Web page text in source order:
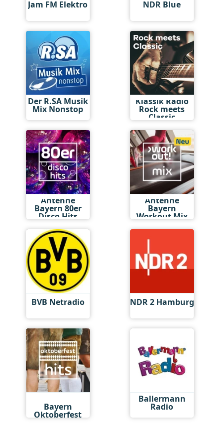
Jam FM Elektro NDR Blue
Der R.SA Musik
Mix Nonstop
Klassik Radio
Rock meets
Classic
Antenne
Bayern 80er
Disco Hits
Antenne
Bayern
Workout Mix
BVB Netradio NDR 2 Hamburg
Bayern
Oktoberfest
Ballermann
Radio